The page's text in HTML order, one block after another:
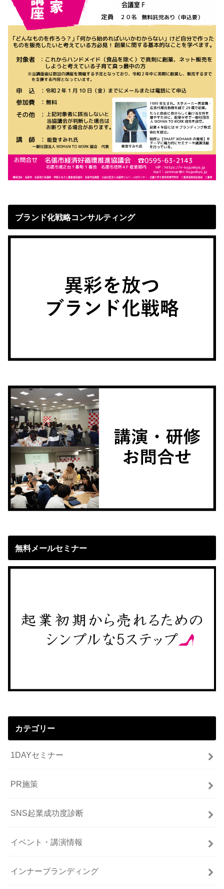
ブランド化戦略コンサルティング
無料メールセミナー
カテゴリー
1DAYセミナー
PR施策
SNS起業成功度診断
イベント・講演情報
インナーブランディング